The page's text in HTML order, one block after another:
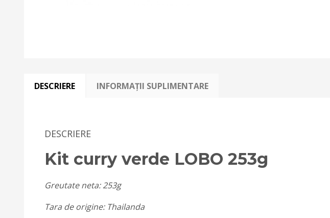
DESCRIERE INFORMAȚII SUPLIMENTARE
DESCRIERE
Kit curry verde LOBO 253g
Greutate neta: 253g
Tara de origine: Thailanda